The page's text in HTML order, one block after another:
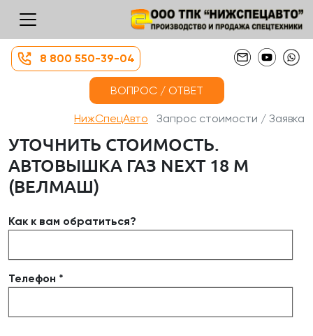
8 800 550-39-04
ВОПРОС / ОТВЕТ
НижСпецАвто Запрос стоимости / Заявка
УТОЧНИТЬ СТОИМОСТЬ.
АВТОВЫШКА ГАЗ NEXT 18 М
(ВЕЛМАШ)
Как к вам обратиться?
Телефон *